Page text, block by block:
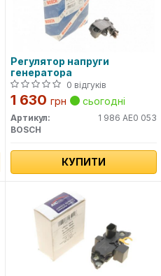
Регулятор напруги
генератора
0 відгуків
1 630 грн сьогодні
Артикул:
1 986 AE0 053
BOSCH
КУПИТИ